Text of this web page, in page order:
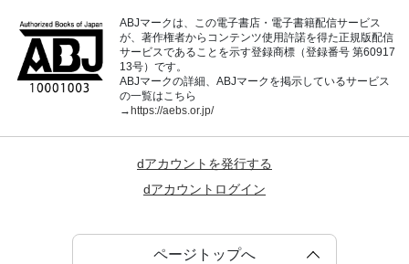
ABJマークは、この電子書店・電子書籍配信サービス
が、著作権者からコンテンツ使用許諾を得た正規版配信
サービスであることを示す登録商標（登録番号 第60917
13号）です。
ABJマークの詳細、ABJマークを掲示しているサービス
の一覧はこちら
→https://aebs.or.jp/
dアカウントを発行する
dアカウントログイン
ページトップへ